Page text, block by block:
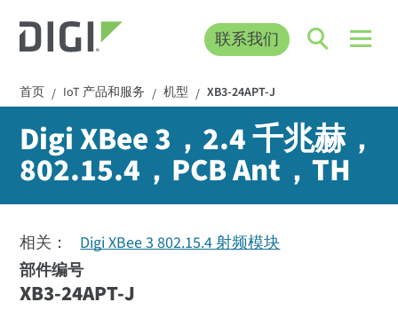
联系我们
首页 / IoT 产品和服务 / 机型 / XB3-24APT-J
Digi XBee 3，2.4 千兆赫，
802.15.4，PCB Ant，TH
相关： Digi XBee 3 802.15.4 射频模块
部件编号
XB3-24APT-J